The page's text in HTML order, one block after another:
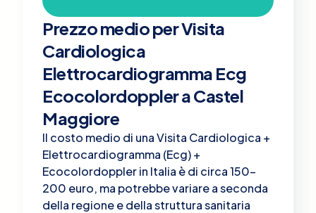
Prezzo medio per Visita
Cardiologica
Elettrocardiogramma Ecg
Ecocolordoppler a Castel
Maggiore
Il costo medio di una Visita Cardiologica +
Elettrocardiogramma (Ecg) +
Ecocolordoppler in Italia è di circa 150-
200 euro, ma potrebbe variare a seconda
della regione e della struttura sanitaria